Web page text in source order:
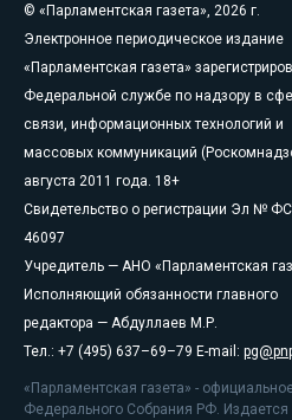
© «Парламентская газета», 2026 г.
Электронное периодическое издание
«Парламентская газета»
Федеральной службе по надзору в
связи, информационных технологий и
массовых коммуникаций
августа 2011 года. 18+
Свидетельство о регистрации Эл №
46097
Учредитель — АНО «Парламентская
Исполняющий обязанности главного
редактора — Абдуллаев М.Р.
Тел.: +7 (495) 637–69–79 E-mail:
«Парламентская газета» -
Федерального Собрания РФ. Издается